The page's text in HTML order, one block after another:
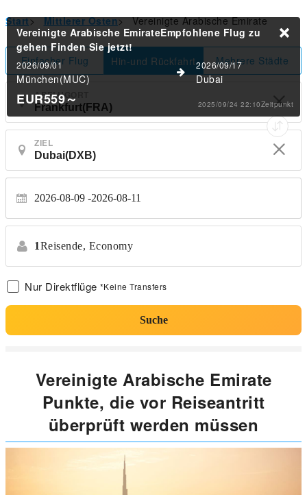
Start> Mittlerer Osten> Vereinigte Arabische Emirate
Einfacher Flug Hin-und Rückfahrt Mehrere Städte
ABFLUGORT
ZIEL
2026-08-09 2026-08-11
1Reisende, Economy
Nur Direktflüge *Keine Transfers
Suche
Vereinigte Arabische EmirateEmpfohlene Flug zu
gehenFinden Sie jetzt!
2026/09/01
München(MUC)
2026/09/17
Dubai
EUR559～ 2025/09/24 22:10Zeitpunkt
Vereinigte Arabische Emirate
Punkte, die vor Reiseantritt
überprüft werden müssen